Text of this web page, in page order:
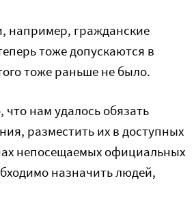
например, гражданские
тоже допускаются в
тоже раньше не было.
нам удалось обязать
разместить их в доступных
непосещаемых официальных
назначить людей,